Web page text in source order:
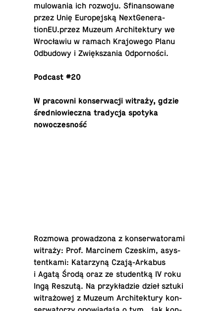
mu­lowa­nia ich rozwoju. Sfi­nan­sowane
przez Unię Eu­rope­jską NextGen­er­a­
tionEU.przez Muzeum Ar­chitek­tury we
Wrocławiu w ramach Kra­jowego Planu
Odbu­dowy i Zwiększania Odporności.
Podcast #20
W pra­cowni kon­serwacji witraży, gdzie
śred­niowieczna trady­cja spotyka
nowoczesność
Rozmowa prowad­zona z kon­ser­wa­torami
witraży: Prof. Marcinem Czeskim, asys­
ten­tkami: Katarzyną Czają-Ark­abus
i Agatą Środą oraz ze stu­dentką IV roku
Ingą Reszutą. Na przykładzie dzieł sztuki
witrażowej z Muzeum Ar­chitek­tury kon­